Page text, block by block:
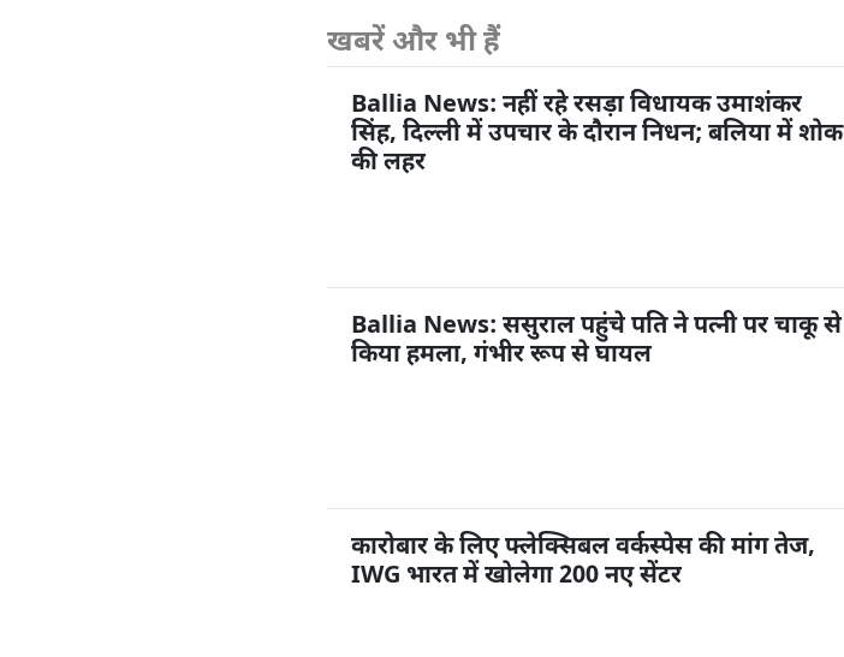
खबरें और भी हैं
Ballia News: नहीं रहे रसड़ा विधायक उमाशंकर
सिंह, दिल्ली में उपचार के दौरान निधन; बलिया में शोक
की लहर
Ballia News: ससुराल पहुंचे पति ने पत्नी पर चाकू से
किया हमला, गंभीर रूप से घायल
कारोबार के लिए फ्लेक्सिबल वर्कस्पेस की मांग तेज,
IWG भारत में खोलेगा 200 नए सेंटर